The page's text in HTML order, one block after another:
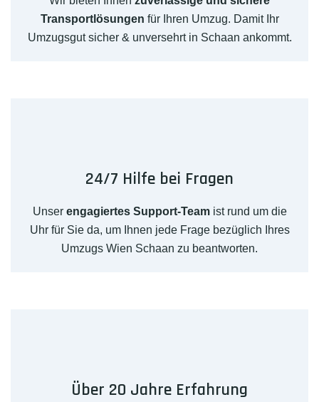
Transportlösungen für Ihren Umzug. Damit Ihr
Umzugsgut sicher & unversehrt in Schaan ankommt.
24/7 Hilfe bei Fragen
Unser engagiertes Support-Teamist rund um die
Uhr für Sie da, um Ihnen jede Frage bezüglich Ihres
Umzugs Wien Schaan zu beantworten.
Über 20 Jahre Erfahrung